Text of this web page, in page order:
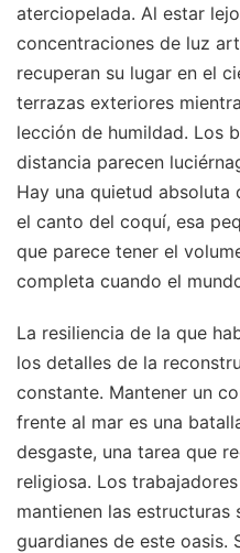
aterciopelada. Al estar
concentraciones de luz
recuperan su lugar en el
terrazas exteriores
lección de humildad. Los
distancia parecen
Hay una quietud
el canto del coquí, esa
que parece tener el
completa cuando el
La resiliencia de la que
los detalles de la
constante. Mantener un
frente al mar es una
desgaste, una tarea que
religiosa. Los
mantienen las estructuras
guardianes de este oasis.